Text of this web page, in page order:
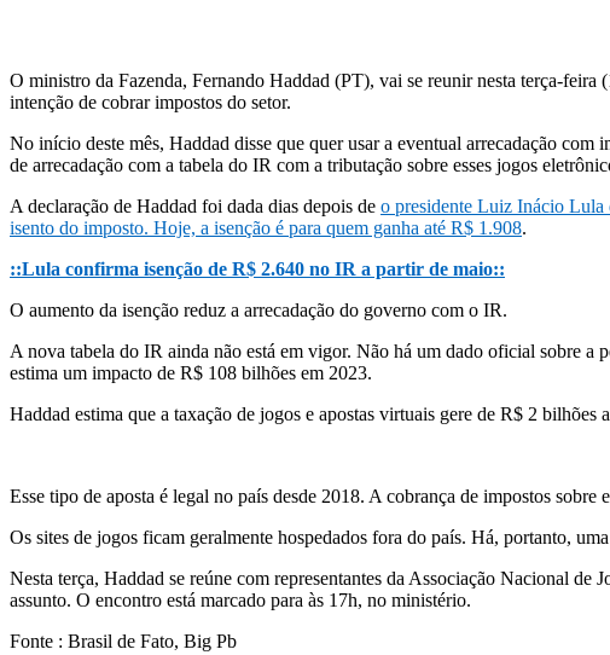
O ministro da Fazenda, Fernando Haddad (PT), vai se reunir nesta terça-feira
intenção de cobrar impostos do setor.
No início deste mês, Haddad disse que quer usar a eventual arrecadação com
de arrecadação com a tabela do IR com a tributação sobre esses jogos
A declaração de Haddad foi dada dias depois de o presidente Luiz Inácio Lula
isento do imposto. Hoje, a isenção é para quem ganha até R$ 1.908.
::Lula confirma isenção de R$ 2.640 no IR a partir de maio::
O aumento da isenção reduz a arrecadação do governo com o IR.
A nova tabela do IR ainda não está em vigor. Não há um dado oficial sobre
estima um impacto de R$ 108 bilhões em 2023.
Haddad estima que a taxação de jogos e apostas virtuais gere de R$ 2 bilhões
Esse tipo de aposta é legal no país desde 2018. A cobrança de impostos
Os sites de jogos ficam geralmente hospedados fora do país. Há, portanto,
Nesta terça, Haddad se reúne com representantes da Associação Nacional
assunto. O encontro está marcado para às 17h, no ministério.
Fonte : Brasil de Fato, Big Pb